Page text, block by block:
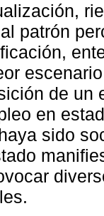
patrón
de un
en
sido